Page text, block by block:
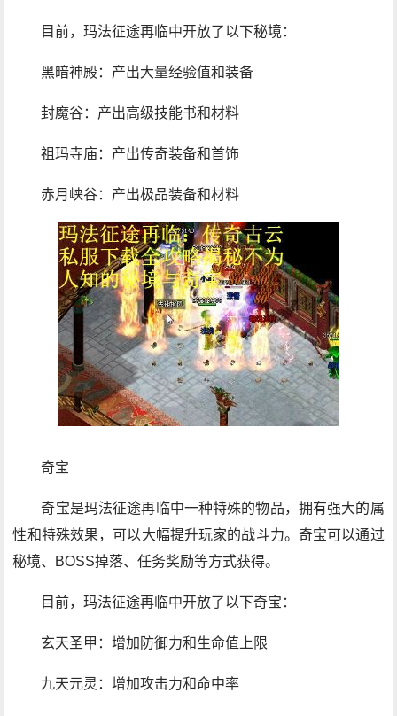
目前，玛法征途再临中开放了以下秘境：
黑暗神殿：产出大量经验值和装备
封魔谷：产出高级技能书和材料
祖玛寺庙：产出传奇装备和首饰
赤月峡谷：产出极品装备和材料
奇宝
奇宝是玛法征途再临中一种特殊的物品，拥有强大的属
性和特殊效果，可以大幅提升玩家的战斗力。奇宝可以通过
秘境、BOSS掉落、任务奖励等方式获得。
目前，玛法征途再临中开放了以下奇宝：
玄天圣甲：增加防御力和生命值上限
九天元灵：增加攻击力和命中率